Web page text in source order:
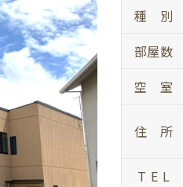
種 別
部屋数
空 室
住 所
T E L